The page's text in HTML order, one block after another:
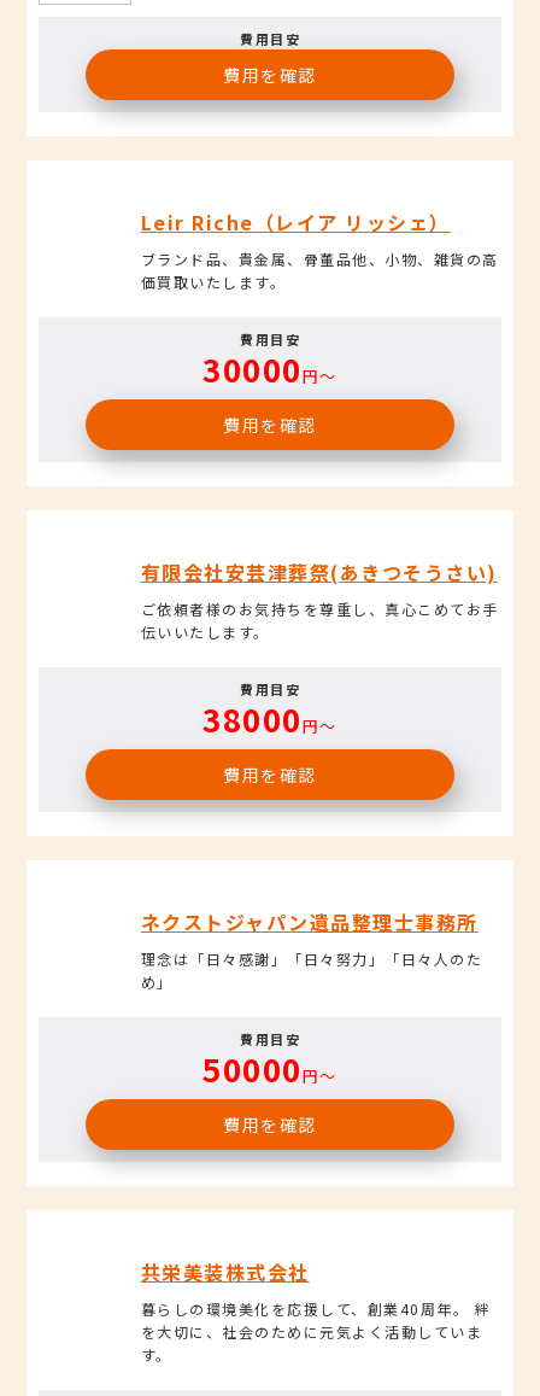
費用目安
費用を確認
Leir Riche（レイア リッシェ）
ブランド品、貴金属、骨董品他、小物、雑貨の高
価買取いたします。
費用目安
30000円〜
費用を確認
有限会社安芸津葬祭(あきつそうさい)
ご依頼者様のお気持ちを尊重し、真心こめてお手
伝いいたします。
費用目安
38000円〜
費用を確認
ネクストジャパン遺品整理士事務所
理念は「日々感謝」「日々努力」「日々人のた
め」
費用目安
50000円〜
費用を確認
共栄美装株式会社
暮らしの環境美化を応援して、創業40周年。 絆
を大切に、社会のために元気よく活動していま
す。